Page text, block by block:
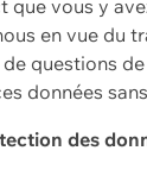
que vous y
en vue du
questions
données
des